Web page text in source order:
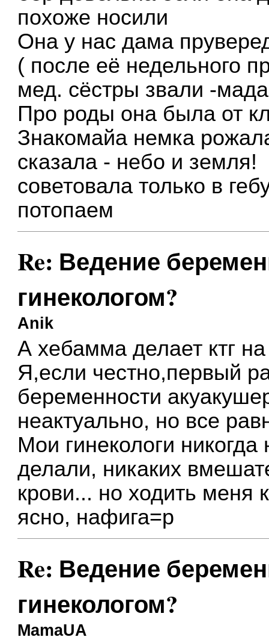
похоже носили
Она у нас дама
( после её недельного
мед. сёстры звали -
Про роды она была от
Знакомайа немка
сказала - небо и земля!
советовала только в
потопаем
Re: Ведение
гинекологом?
Anik
А хебамма делает ктг
Я,если честно,первый
беременности
неактуально, но все
Мои гинекологи
делали, никаких
крови... но ходить меня
ясно, нафига=р
Re: Ведение
гинекологом?
MamaUA